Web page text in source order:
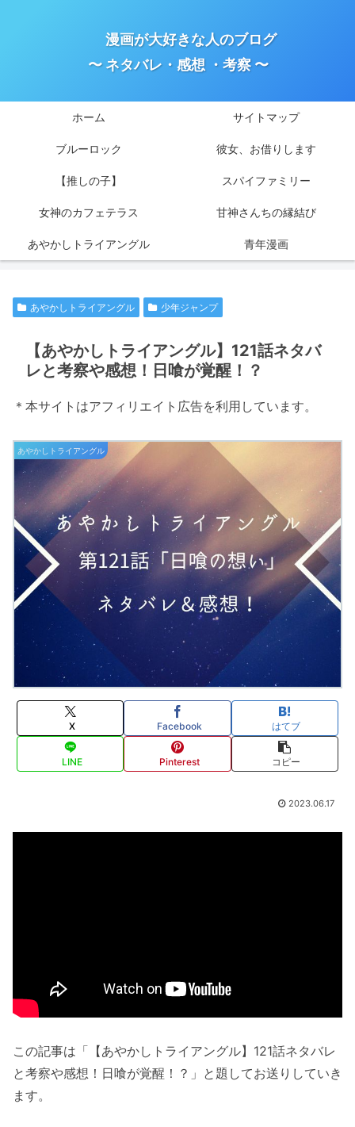
漫画が大好きな人のブログ
〜 ネタバレ・感想 ・考察 〜
ホーム サイトマップ
ブルーロック 彼女、お借りします
【推しの子】 スパイファミリー
女神のカフェテラス 甘神さんちの縁結び
あやかしトライアングル 青年漫画
あやかしトライアングル 少年ジャンプ
【あやかしトライアングル】121話ネタバ
レと考察や感想！日喰が覚醒！？
＊本サイトはアフィリエイト広告を利用しています。
あやかしトライアングル
X Facebook はてブ
LINE Pinterest コピー
2023.06.17
この記事は「【あやかしトライアングル】121話ネタバレ
と考察や感想！日喰が覚醒！？」と題してお送りしていき
ます。